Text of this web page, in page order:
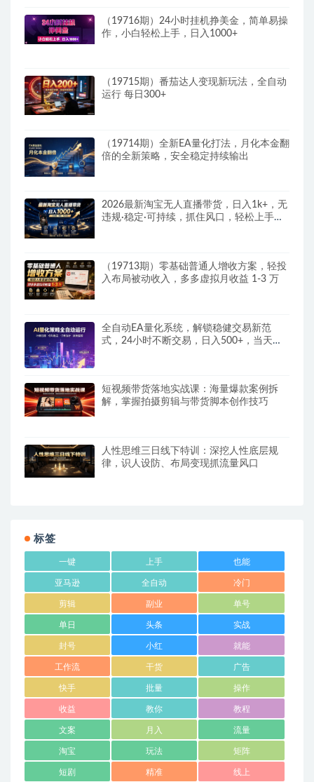
（19716期）24小时挂机挣美金，简单易操
作，小白轻松上手，日入1000+
（19715期）番茄达人变现新玩法，全自动
运行 每日300+
（19714期）全新EA量化打法，月化本金翻
倍的全新策略，安全稳定持续输出
2026最新淘宝无人直播带货，日入1k+，无
违规·稳定·可持续，抓住风口，轻松上手，
（19713期）零基础普通人增收方案，轻投
入布局被动收入，多多虚拟月收益 1-3 万
全自动EA量化系统，解锁稳健交易新范
式，24小时不断交易，日入500+，当天收
短视频带货落地实战课：海量爆款案例拆
解，掌握拍摄剪辑与带货脚本创作技巧
人性思维三日线下特训：深挖人性底层规
律，识人设防、布局变现抓流量风口
标签
一键 上手 也能
亚马逊 全自动 冷门
剪辑 副业 单号
单日 头条 实战
封号 小红 就能
工作流 干货 广告
快手 批量 操作
收益 教你 教程
文案 月入 流量
淘宝 玩法 矩阵
短剧 精准 线上